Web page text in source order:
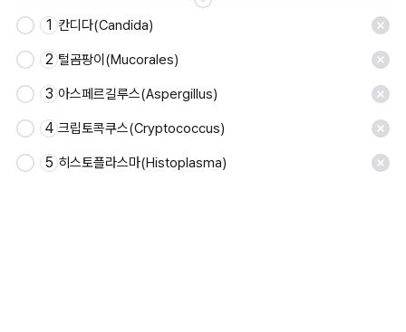
저장
1 칸디다(Candida)
2 털곰팡이(Mucorales)
3 아스페르길루스(Aspergillus)
4 크립토콕쿠스(Cryptococcus)
5 히스토플라스마(Histoplasma)